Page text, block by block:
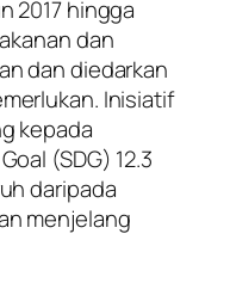
2017 hingga
dan
dan diedarkan
Inisiatif
kepada
(SDG) 12.3
daripada
menjelang